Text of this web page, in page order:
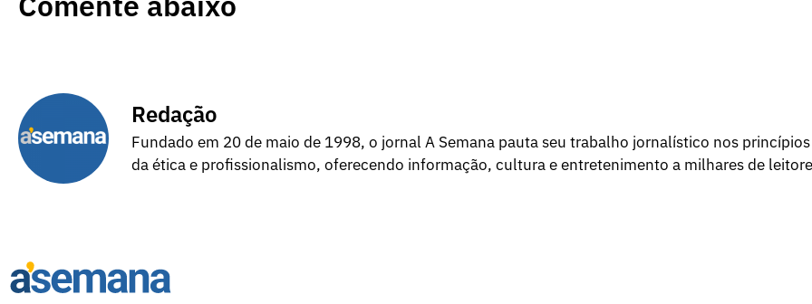
Redação
Fundado em 20 de maio de 1998, o jornal A Semana pauta seu trabalho jornalístico nos princípios
da ética e profissionalismo, oferecendo informação, cultura e entretenimento a milhares de